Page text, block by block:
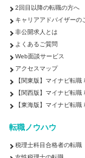
2回目以降の転職の方へ
キャリアアドバイザーの
非公開求人とは
よくあるご質問
Web面談サービス
アクセスマップ
【関東版】マイナビ転職
【関西版】マイナビ転職
【東海版】マイナビ転職
転職ノウハウ
税理士科目合格者の転職